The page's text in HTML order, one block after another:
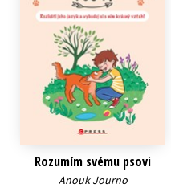
Rozumím svému psovi
Anouk Journo